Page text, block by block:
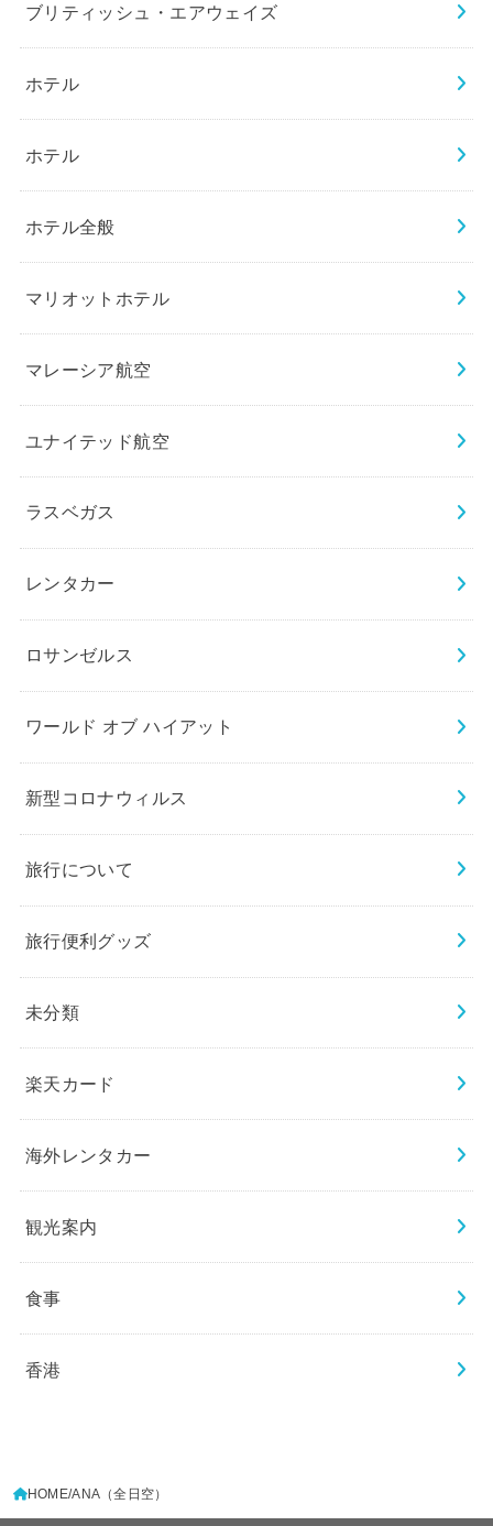
ブリティッシュ・エアウェイズ
ホテル
ホテル
ホテル全般
マリオットホテル
マレーシア航空
ユナイテッド航空
ラスベガス
レンタカー
ロサンゼルス
ワールド オブ ハイアット
新型コロナウィルス
旅行について
旅行便利グッズ
未分類
楽天カード
海外レンタカー
観光案内
食事
香港
HOME ANA（全日空）